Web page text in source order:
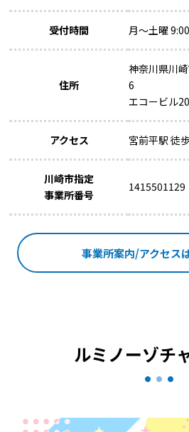
受付時間 月～土曜
住所
神奈川県川
6
エコービル
アクセス 宮前平駅 徒
川崎市指定
事業所番号
1415501129
事業所案内/アクセス
ルミノーゾチ